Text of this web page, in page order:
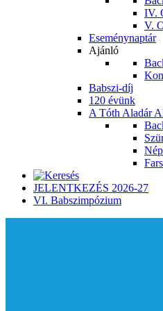
IV.
V.
Eseménynaptár
Ajánló
Babszi-díj
120 évünk
A Tóth Aladár
JELENTKEZÉS 2026-27
VI. Babszimpózium